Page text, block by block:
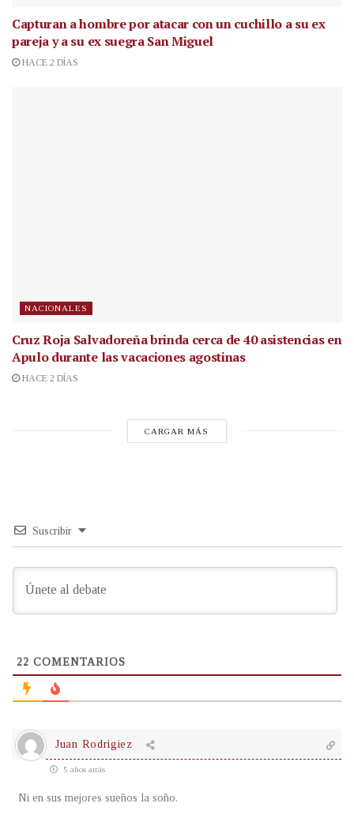
Capturan a hombre por atacar con un cuchillo a su ex
pareja y a su ex suegra San Miguel
HACE 2 DÍAS
NACIONALES
Cruz Roja Salvadoreña brinda cerca de 40 asistencias en
Apulo durante las vacaciones agostinas
HACE 2 DÍAS
CARGAR MÁS
Suscribir
22 COMENTARIOS
Juan Rodrigiez
5 años atrás
Ni en sus mejores sueños la soño.